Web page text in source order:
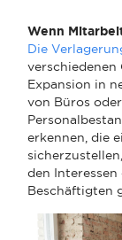
Wenn
Die
verschiedenen
Expansion in
von Büros
erkennen, die
den
Beschäftigten